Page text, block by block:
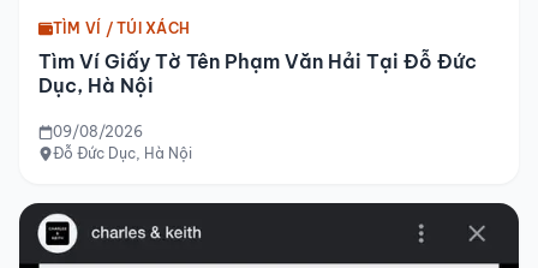
TÌM VÍ / TÚI XÁCH
Tìm Ví Giấy Tờ Tên Phạm Văn Hải Tại Đỗ Đức
Dục, Hà Nội
09/08/2026
Đỗ Đức Dục, Hà Nội